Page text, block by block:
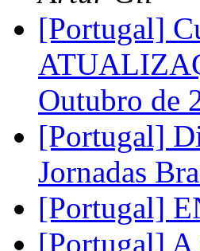
[Portugal]
Outubro de
[Portugal]
Jornadas
[Portugal]
[Portugal] A